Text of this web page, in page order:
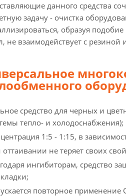
данного средства
задачу - очистка
образуя
не взаимодействует с резиной
средство для черных и
тепло- и холодоснабжения);
1:5 - 1:15, в
оттаивании не теряет своих
ингибиторам, средство
повторное применение